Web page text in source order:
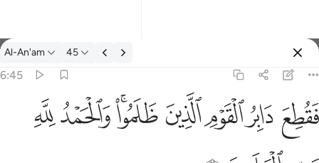
Tafsir: Al-An'am 6:45
Al-An'am 45
6:45
فقطع دابر القوم الذين ظلموا والحمد لله رب العالمين ٤٥
ٱلْقَوْمِ ٱلَّذِينَ ظَلَمُوا۟ ۚ وَٱلْحَمْدُ لِلَّهِ رَبِّ ٱلْعَـٰلَمِينَ ٤٥ﱁ ﱂﱃﱄﱅﱆﱇﱈ